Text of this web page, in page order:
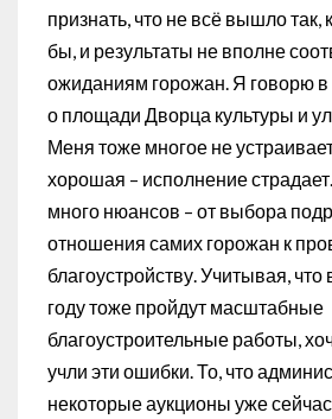
признать, что не всё вышло так,
бы, и результаты не вполне
ожиданиям горожан. Я говорю
о площади Дворца культуры и
Меня тоже многое не
хорошая – исполнение
много нюансов – от выбора
отношения самих горожан к
благоустройству. Учитывая,
году тоже пройдут масштабные
благоустроительные работы,
учли эти ошибки. То, что
некоторые аукционы уже